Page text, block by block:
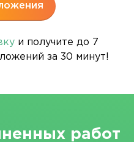
и получите до 7
за 30 минут!
работ